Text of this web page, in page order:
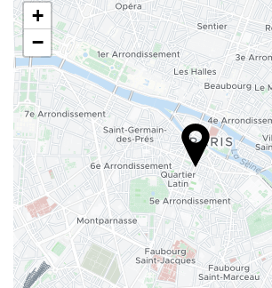
Recepción 24 horas
Acceso a Internet
Wifi gratis
+
−